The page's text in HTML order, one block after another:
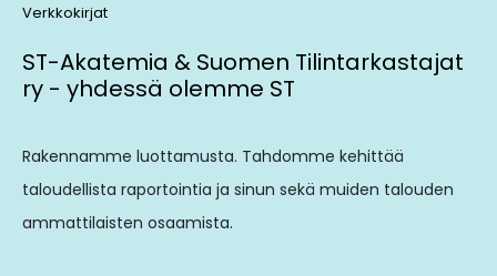
Verkkokirjat
ST-Akatemia & Suomen Tilintarkastajat
ry - yhdessä olemme ST
Rakennamme luottamusta. Tahdomme kehittää
taloudellista raportointia ja sinun sekä muiden talouden
ammattilaisten osaamista.